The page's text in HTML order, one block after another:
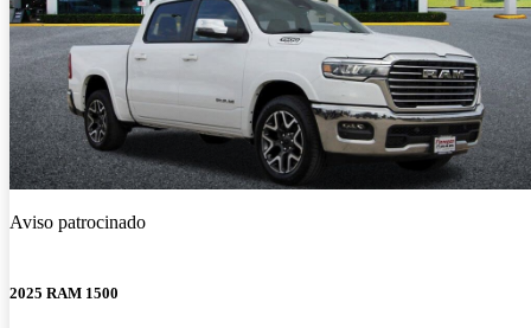
Aviso patrocinado
2025 RAM 1500